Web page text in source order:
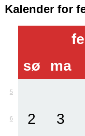
Kalender for
sø
ma
5
6 2 3